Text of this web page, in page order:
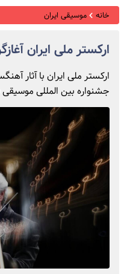
خانه موسیقی ایران
ارکستر ملی ایران
ارکستر ملی ایران با آثار
جشنواره بین المللی